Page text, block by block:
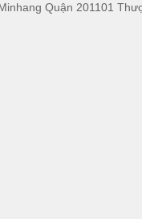
Quận 201101